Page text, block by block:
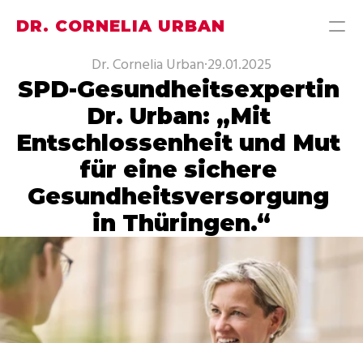
DR. CORNELIA URBAN
ÜBER MICH
MEINE THEMEN
MEIN WAHLKREISBÜRO
PRESSE
PRODUCT
Publish
Dr. Cornelia Urban·29.01.2025
SPD-Gesundheitsexpertin
Dr. Urban: „Mit
Entschlossenheit und Mut
für eine sichere
Gesundheitsversorgung
in Thüringen.“